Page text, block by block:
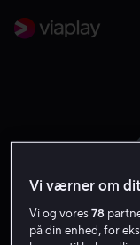
Vi værner om
Vi og vores78
på din enhed, for